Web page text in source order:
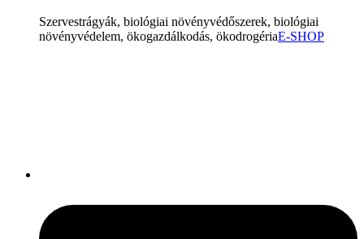
Szervestrágyák, biológiai növényvédőszerek, biológiai
növényvédelem, ökogazdálkodás, ökodrogériaE-SHOP